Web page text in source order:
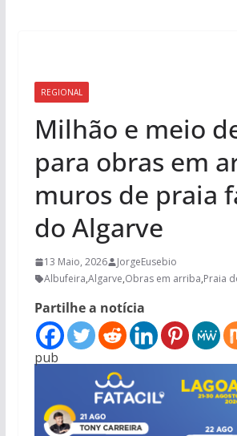
REGIONAL
Milhão e meio
para obras em
muros de praia
do Algarve
13 Maio, 2026
JorgeEusebio
Albufeira,Algarve,Obras em arriba,Praia
Partilhe a notícia
pub